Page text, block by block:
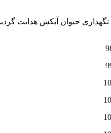
حیوان آبکش هدایت